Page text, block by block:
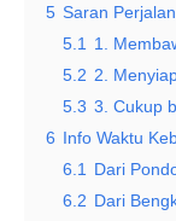
5 Saran
5.1
1.
5.2 2.
5.3 3. Cukup
6 Info Waktu
6.1
Dari
6.2 Dari